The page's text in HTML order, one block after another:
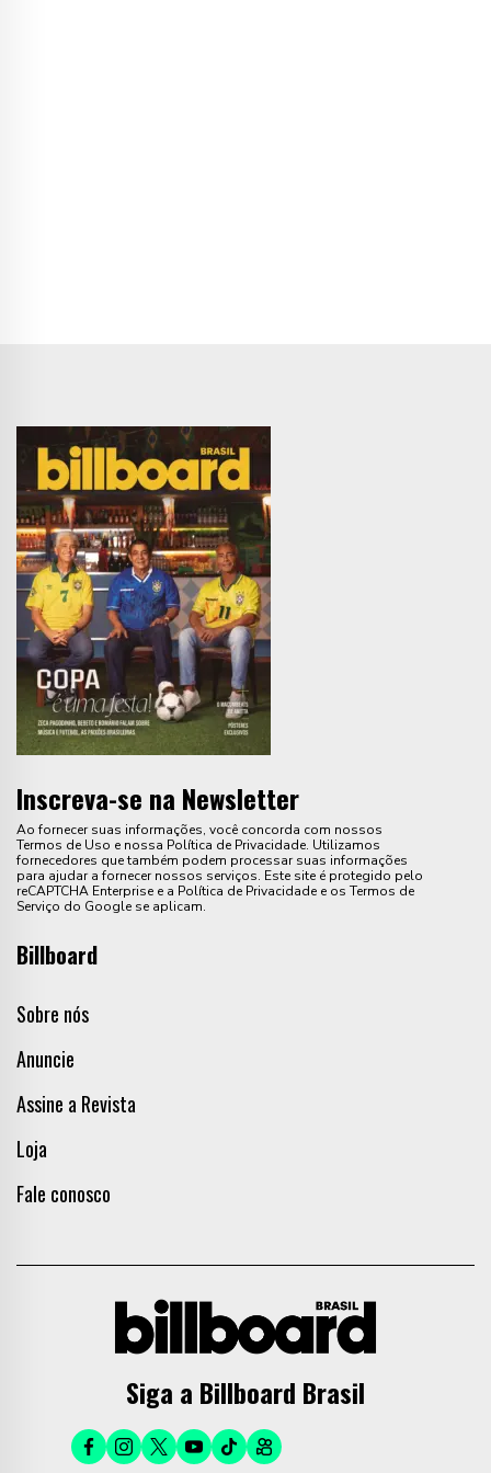
Inscreva-se na Newsletter
Ao fornecer suas informações, você concorda com nossos
Termos de Uso e nossa Política de Privacidade. Utilizamos
fornecedores que também podem processar suas informações
para ajudar a fornecer nossos serviços. Este site é protegido pelo
reCAPTCHA Enterprise e a Política de Privacidade e os Termos de
Serviço do Google se aplicam.
Billboard
Sobre nós
Anuncie
Assine a Revista
Loja
Fale conosco
Siga a Billboard Brasil